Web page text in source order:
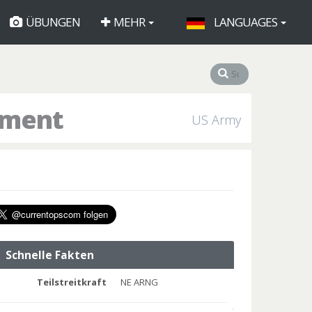
ÜBUNGEN MEHR LANGUAGES
US Army
Schnelle Fakten
Teilstreitkraft NE ARNG